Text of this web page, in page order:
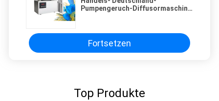
Pumpengeruch-Diffusormaschine
Fortsetzen
Top Produkte